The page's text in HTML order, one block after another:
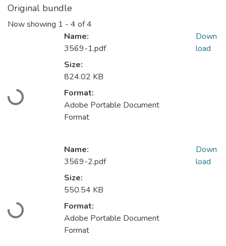
Original bundle
Now showing 1 - 4 of 4
Loading...
Name:
3569-1.pdf
Size:
824.02 KB
Format:
Adobe Portable Document
Format
Down
load
Loading...
Name:
3569-2.pdf
Size:
550.54 KB
Format:
Adobe Portable Document
Format
Down
load